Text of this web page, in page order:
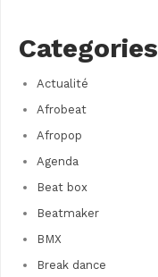
Categories
Actualité
Afrobeat
Afropop
Agenda
Beat box
Beatmaker
BMX
Break dance